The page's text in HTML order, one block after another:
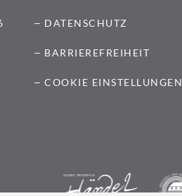
DATENSCHUTZ
BARRIEREFREIHEIT
COOKIE EINSTELLUNGEN